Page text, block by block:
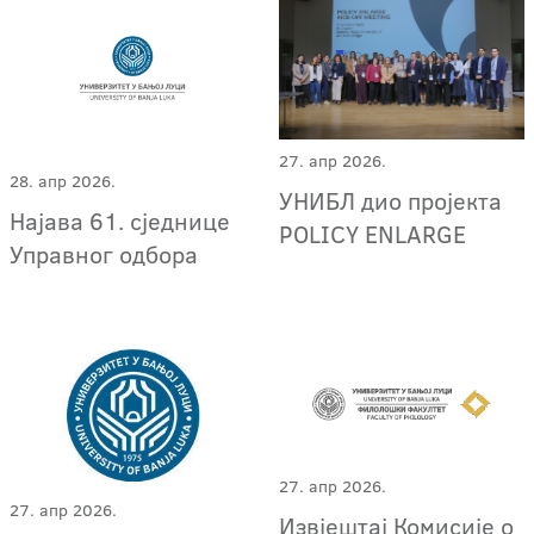
28. апр 2026.
Најава 61. сједнице
Управног одбора
27. апр 2026.
УНИБЛ дио пројекта
POLICY ENLARGE
27. апр 2026.
27. апр 2026.
Извјештај Комисије о